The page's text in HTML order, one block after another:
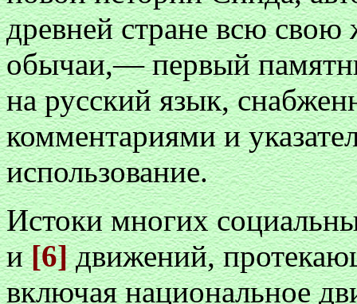
древней стране всю свою
обычаи,— первый
на русский язык,
комментариями и
использование.
Истоки многих
и[6]движений,
включая национальное